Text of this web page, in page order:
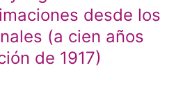
desde los
(a cien años
de 1917)